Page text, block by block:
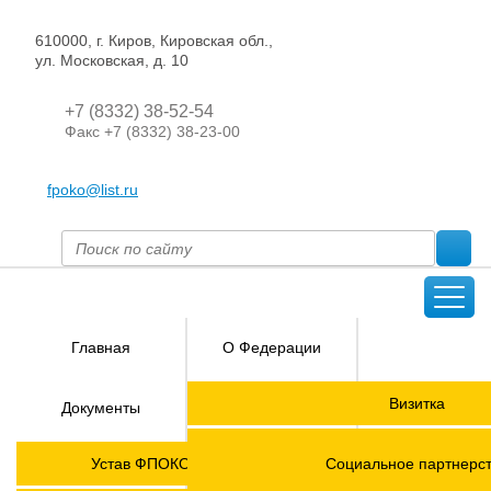
610000, г. Киров, Кировская обл.,
ул. Московская, д. 10
+7 (8332) 38-52-54
Факс +7 (8332) 38-23-00
fpoko@list.ru
Главная О Федерации
Визитка
Документы
Устав ФПОКО с изменениями от 2026 года
Социальное
Членские